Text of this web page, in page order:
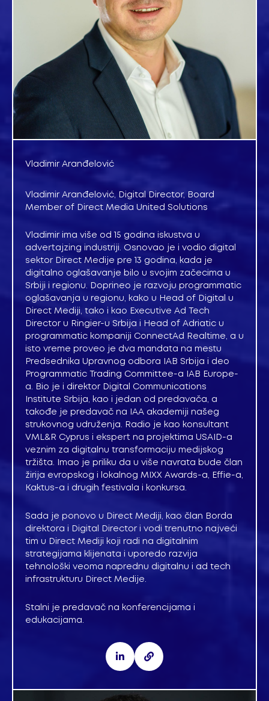
Vladimir Aranđelović
Vladimir Aranđelović, Digital Director, Board
Member of Direct Media United Solutions
Vladimir ima više od 15 godina iskustva u
advertajzing industriji. Osnovao je i vodio digital
sektor Direct Medije pre 13 godina, kada je
digitalno oglašavanje bilo u svojim začecima u
Srbiji i regionu. Doprineo je razvoju programmatic
oglašavanja u regionu, kako u Head of Digital u
Direct Mediji, tako i kao Executive Ad Tech
Director u Ringier-u Srbija i Head of Adriatic u
programmatic kompaniji ConnectAd Realtime, a u
isto vreme proveo je dva mandata na mestu
Predsednika Upravnog odbora IAB Srbija i deo
Programmatic Trading Committee-a IAB Europe-
a. Bio je i direktor Digital Communications
Institute Srbija, kao i jedan od predavača, a
takođe je predavač na IAA akademiji našeg
strukovnog udruženja. Radio je kao konsultant
VML&R Cyprus i ekspert na projektima USAID-a
veznim za digitalnu transformaciju medijskog
tržišta. Imao je priliku da u više navrata bude član
žirija evropskog i lokalnog MIXX Awards-a, Effie-a,
Kaktus-a i drugih festivala i konkursa.
Sada je ponovo u Direct Mediji, kao član Borda
direktora i Digital Director i vodi trenutno najveći
tim u Direct Mediji koji radi na digitalnim
strategijama klijenata i uporedo razvija
tehnološki veoma naprednu digitalnu i ad tech
infrastrukturu Direct Medije.
Stalni je predavač na konferencijama i
edukacijama.